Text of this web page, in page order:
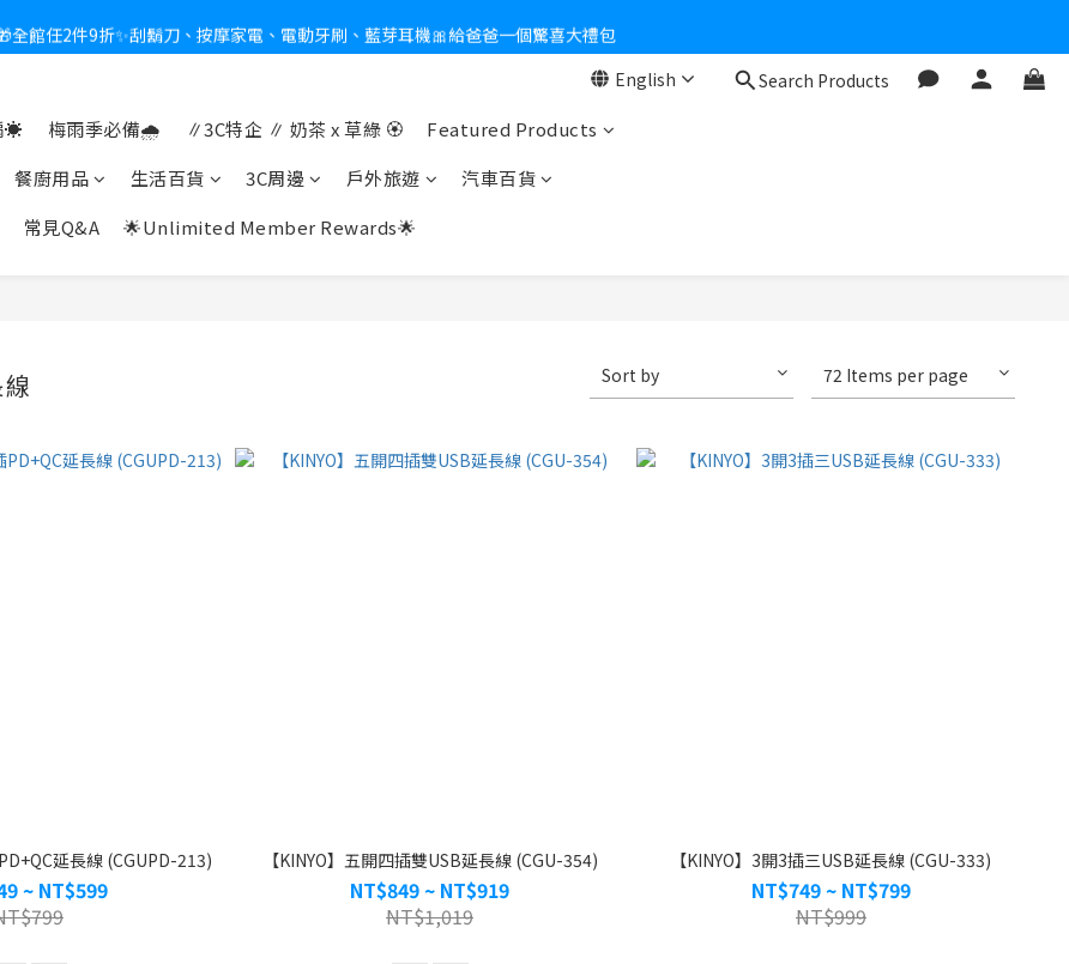
新會員送$100購物金✨再享消費回饋無極限
全館任2件9折✨刮鬍刀、按摩家電、電動牙刷、藍芽耳機🎀給爸爸一個驚喜大禮包
新會員送$100購物金✨再享消費回饋無極限
English Search Products
☀️ 梅雨季必備🌧️ ∥3C特企 ∥ 奶茶 x 草綠 🏵
Featured Products
餐廚用品 生活百貨 3C周邊 戶外旅遊
汽車百貨
常見Q&A 🌟Unlimited Member Rewards🌟
Sort by 72 Items per page
延長線 (CGUPD-213)
~ NT$599
【KINYO】五開四插雙USB延長線 (CGU-354)
NT$849 ~ NT$919
NT$1,019
【KINYO】3開3插三USB延長線 (CGU-333)
NT$749 ~ NT$799
NT$999